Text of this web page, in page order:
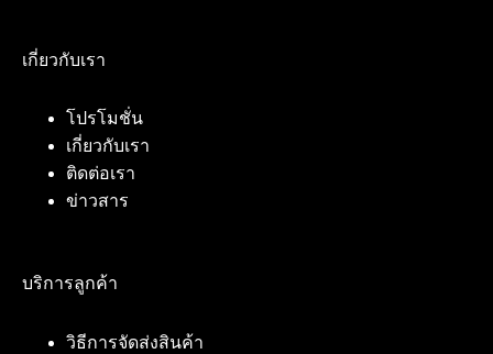
เกี่ยวกับเรา
โปรโมชั่น
เกี่ยวกับเรา
ติดต่อเรา
ข่าวสาร
บริการลูกค้า
วิธีการจัดส่งสินค้า